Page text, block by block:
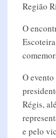
Região
O
O
Régis,
e pelo